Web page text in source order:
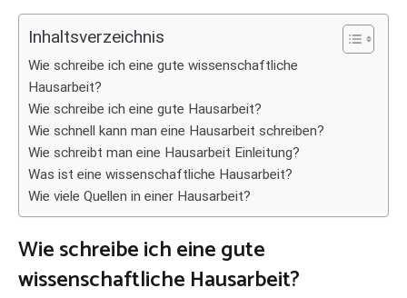
Inhaltsverzeichnis
Wie schreibe ich eine gute wissenschaftliche
Hausarbeit?
Wie schreibe ich eine gute Hausarbeit?
Wie schnell kann man eine Hausarbeit schreiben?
Wie schreibt man eine Hausarbeit Einleitung?
Was ist eine wissenschaftliche Hausarbeit?
Wie viele Quellen in einer Hausarbeit?
Wie schreibe ich eine gute
wissenschaftliche Hausarbeit?